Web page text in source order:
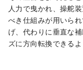
人力で曳かれ、操舵
べき仕組みが用いら
げ、代わりに垂直な
ズに方向転換できる